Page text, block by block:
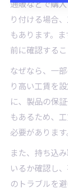
通販などで購
り付ける場合
もあります。
前に確認するこ
なぜなら、一
り高い工賃を
に、製品の保
もあるため、
必要があります
また、持ち込
いるか確認し
のトラブルを